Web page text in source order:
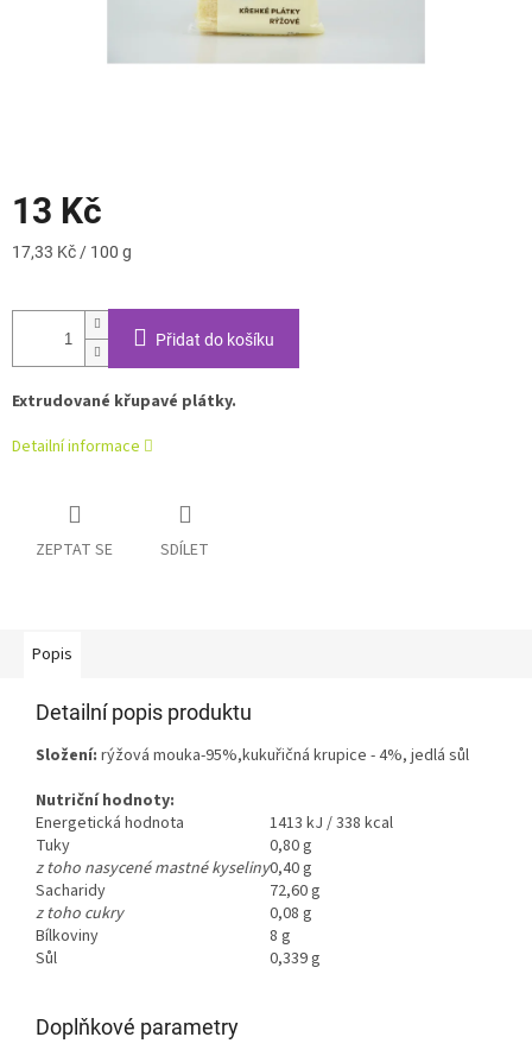
13 Kč
Měrná
17,33 Kč / 100 g
Přidat do košíku
Extrudované křupavé plátky.
Detailní informace
ZEPTAT SE SDÍLET
Popis
Detailní popis produktu
Složení: rýžová mouka-95%,kukuřičná krupice - 4%, jedlá sůl
Nutriční hodnoty:
Energetická hodnota
1413 kJ / 338 kcal
Tuky
0,80 g
z toho nasycené mastné kyseliny0,40 g
Sacharidy
72,60 g
z toho cukry
0,08 g
Bílkoviny
8 g
Sůl
0,339 g
Doplňkové parametry